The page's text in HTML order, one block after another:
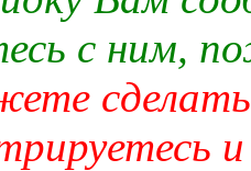
с ним,
сделать